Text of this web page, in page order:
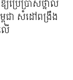
ប្រើប្រាស់ថ្នាល
ជា សំដៅពង្រឹង
ើ